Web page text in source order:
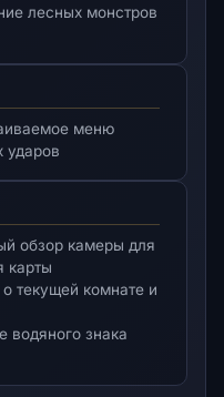
лесных монстров
меню
ударов
обзор камеры для
карты
текущей комнате и
водяного знака